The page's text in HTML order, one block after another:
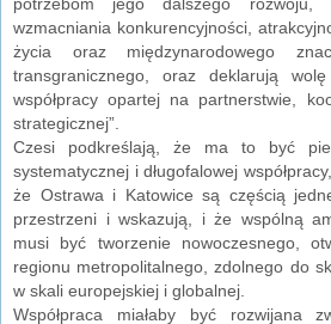
wzmacniania konkurencyjności,
życia oraz międzynarodowego
transgranicznego, oraz deklarują wolę
współpracy opartej na partnerstwie,
strategicznej”.
Czesi podkreślają, że ma to być
systematycznej i długofalowej
że Ostrawa i Katowice są częścią
przestrzeni i wskazują, i że wspólną
musi być tworzenie nowoczesnego,
regionu metropolitalnego, zdolnego do
w skali europejskiej i globalnej.
Współpraca miałaby być rozwijana